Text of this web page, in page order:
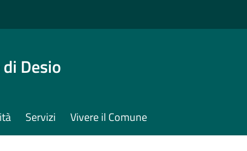
Desio
Servizi Vivere il Comune